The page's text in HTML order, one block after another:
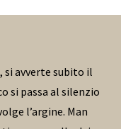
si avverte subito il
si passa al silenzio
l’argine. Man